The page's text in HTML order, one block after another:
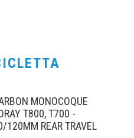
MONOCOQUE
T800, T700 -
120MM REAR TRAVEL